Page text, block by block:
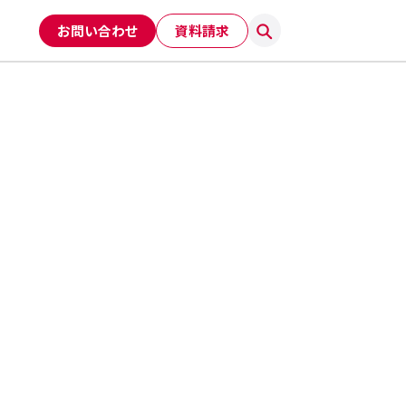
お問い合わせ 資料請求